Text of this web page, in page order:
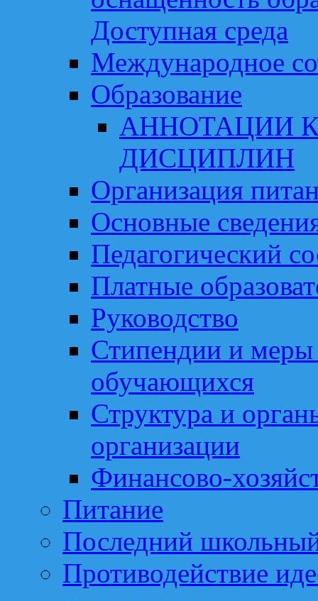
Доступная среда
Международное
Образование
АННОТАЦИИ
ДИСЦИПЛИН
Организация
Основные
Педагогический
Платные
Руководство
Стипендии и
обучающихся
Структура и
организации
Финансово-
Питание
Последний
Противодействие